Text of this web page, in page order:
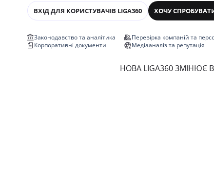
ВХІД ДЛЯ КОРИСТУВАЧІВ LIGA360 ХОЧУ
Законодавство та аналітика
Корпоративні документи
Перевірка компаній та
Медіааналіз та репутація
НОВА LIGA360 ЗМІНЮЄ